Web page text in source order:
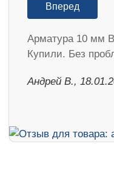
Вперед
Арматура 10 мм
Купили. Без
Андрей В.,